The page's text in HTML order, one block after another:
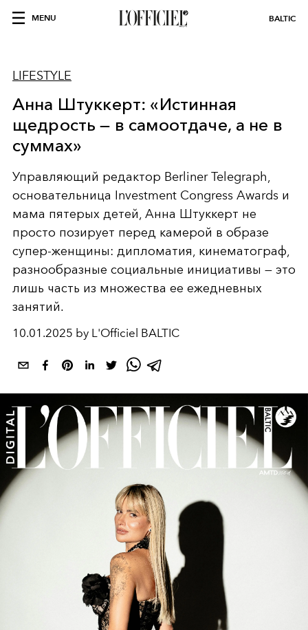
MENU BALTIC
LIFESTYLE
Анна Штуккерт: «Истинная
щедрость — в самоотдаче, а не в
суммах»
Управляющий редактор Berliner Telegraph,
основательница Investment Congress Awards и
мама пятерых детей, Анна Штуккерт не
просто позирует перед камерой в образе
супер-женщины: дипломатия, кинематограф,
разнообразные социальные инициативы — это
лишь часть из множества ее ежедневных
занятий.
10.01.2025 by L'Officiel BALTIC